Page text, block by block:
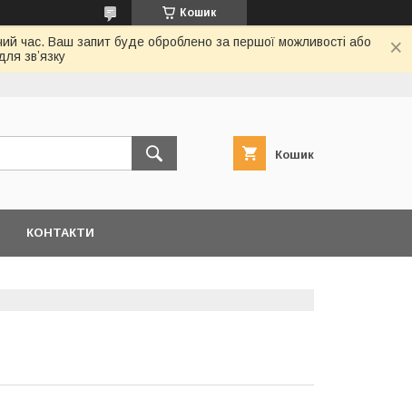
Кошик
час. Ваш запит буде оброблено за першої можливості або
звʼязку
Кошик
КОНТАКТИ